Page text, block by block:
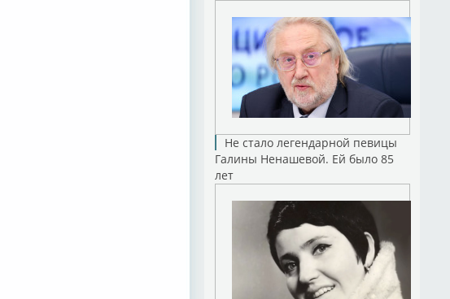
Не стало легендарной певицы
Галины Ненашевой. Ей было 85
лет